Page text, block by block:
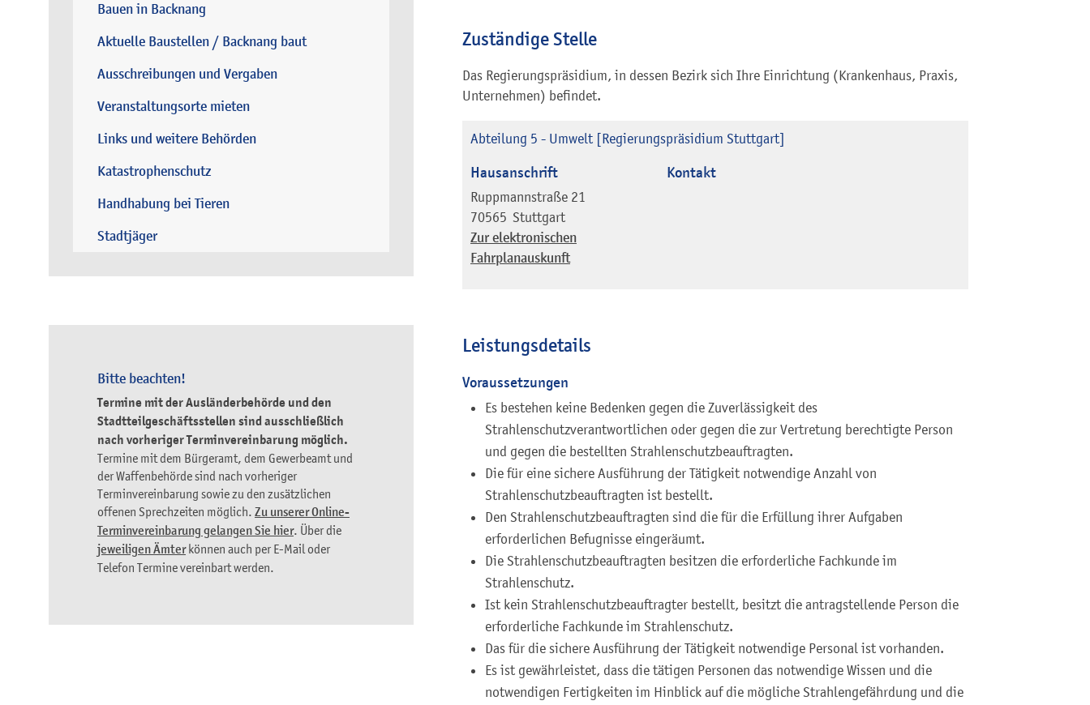
Bauen in Backnang
Aktuelle Baustellen / Backnang baut
Ausschreibungen und Vergaben
Veranstaltungsorte mieten
Links und weitere Behörden
Katastrophenschutz
Handhabung bei Tieren
Stadtjäger
Bitte beachten!
Termine mit der Ausländerbehörde und den
Stadtteilgeschäftsstellen sind ausschließlich
nach vorheriger Terminvereinbarung möglich.
Termine mit dem Bürgeramt, dem Gewerbeamt und
der Waffenbehörde sind nach vorheriger
Terminvereinbarung sowie zu den zusätzlichen
offenen Sprechzeiten möglich. Zu unserer Online-
Terminvereinbarung gelangen Sie hier. Über die
jeweiligen Ämterkönnen auch per E-Mail oder
Telefon Termine vereinbart werden.
Zuständige Stelle
Das Regierungspräsidium, in dessen Bezirk sich Ihre Einrichtung (Krankenhaus, Praxis,
Unternehmen) befindet.
Abteilung 5 - Umwelt [Regierungspräsidium Stuttgart]
Hausanschrift
Ruppmannstraße 21
70565 Stuttgart
Zur elektronischen
Fahrplanauskunft
Kontakt
Leistungsdetails
Voraussetzungen
Es bestehen keine Bedenken gegen die Zuverlässigkeit des
Strahlenschutzverantwortlichen oder gegen die zur Vertretung berechtigte Person
und gegen die bestellten Strahlenschutzbeauftragten.
Die für eine sichere Ausführung der Tätigkeit notwendige Anzahl von
Strahlenschutzbeauftragten ist bestellt.
Den Strahlenschutzbeauftragten sind die für die Erfüllung ihrer Aufgaben
erforderlichen Befugnisse eingeräumt.
Die Strahlenschutzbeauftragten besitzen die erforderliche Fachkunde im
Strahlenschutz.
Ist kein Strahlenschutzbeauftragter bestellt, besitzt die antragstellende Person die
erforderliche Fachkunde im Strahlenschutz.
Das für die sichere Ausführung der Tätigkeit notwendige Personal ist vorhanden.
Es ist gewährleistet, dass die tätigen Personen das notwendige Wissen und die
notwendigen Fertigkeiten im Hinblick auf die mögliche Strahlengefährdung und die